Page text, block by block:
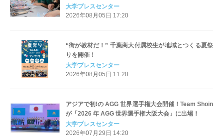
で満員御礼の地域に愛される体験型イベント
大学プレスセンター
2026年08月05日 17:20
“街が教材だ！” 千葉商大付属校生が地域とつくる夏祭
りを開催！
大学プレスセンター
2026年08月05日 11:20
アジアで初!の AGG 世界選手権大会開催！Team Shoin
が「2026 年 AGG 世界選手権大阪大会」に出場！
大学プレスセンター
2026年07月29日 14:20